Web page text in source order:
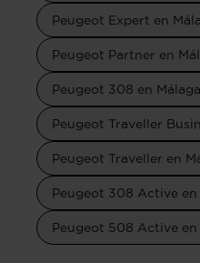
Peugeot Expert en
Peugeot Partner en
Peugeot 308 en Málaga
Peugeot Traveller
Peugeot Traveller en
Peugeot 308 Active en
Peugeot 508 Active en